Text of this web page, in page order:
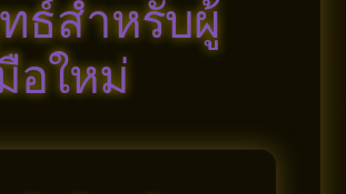
ธ์สำหรับผู้
อใหม่